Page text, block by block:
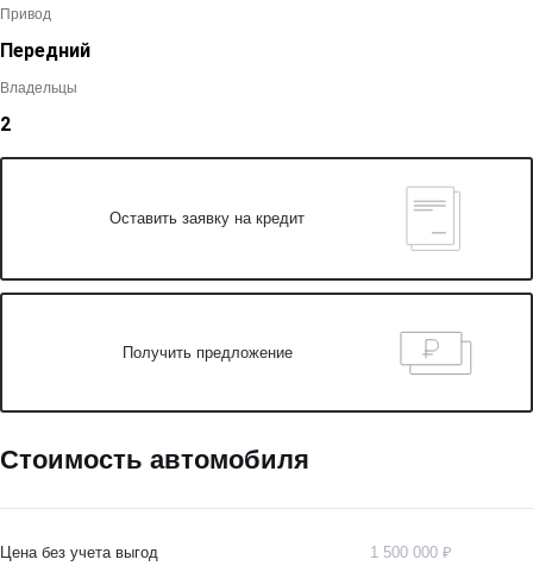
Привод
Передний
Владельцы
2
Оставить заявку на кредит
Получить предложение
Стоимость автомобиля
Цена без учета выгод 1 500 000 ₽